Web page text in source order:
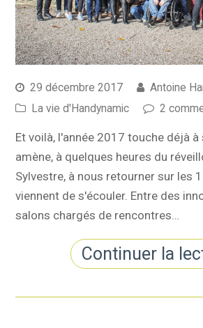
29 décembre 2017
Antoine
La vie d'Handynamic
2
Et voilà, l'année 2017 touche déjà
amène, à quelques heures du
Sylvestre, à nous retourner sur les
viennent de s'écouler. Entre des
salons chargés de rencontres…
Continuer la